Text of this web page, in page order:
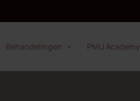
Behandelingen PMU Academy